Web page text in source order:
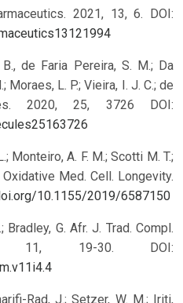
2021, 13, 6. DOI:
de Faria Pereira, S. M.; Da
L. P.; Vieira, I. J. C.; de
2020, 25, 3726 DOI:
Monteiro, A. F. M.; Scotti M. T.;
Oxidative Med. Cell. Longevity.
10.1155/2019/6587150
Bradley, G. Afr. J. Trad. Compl.
11, 19-30. DOI:
Rad, J.; Setzer, W. M.; Iriti,